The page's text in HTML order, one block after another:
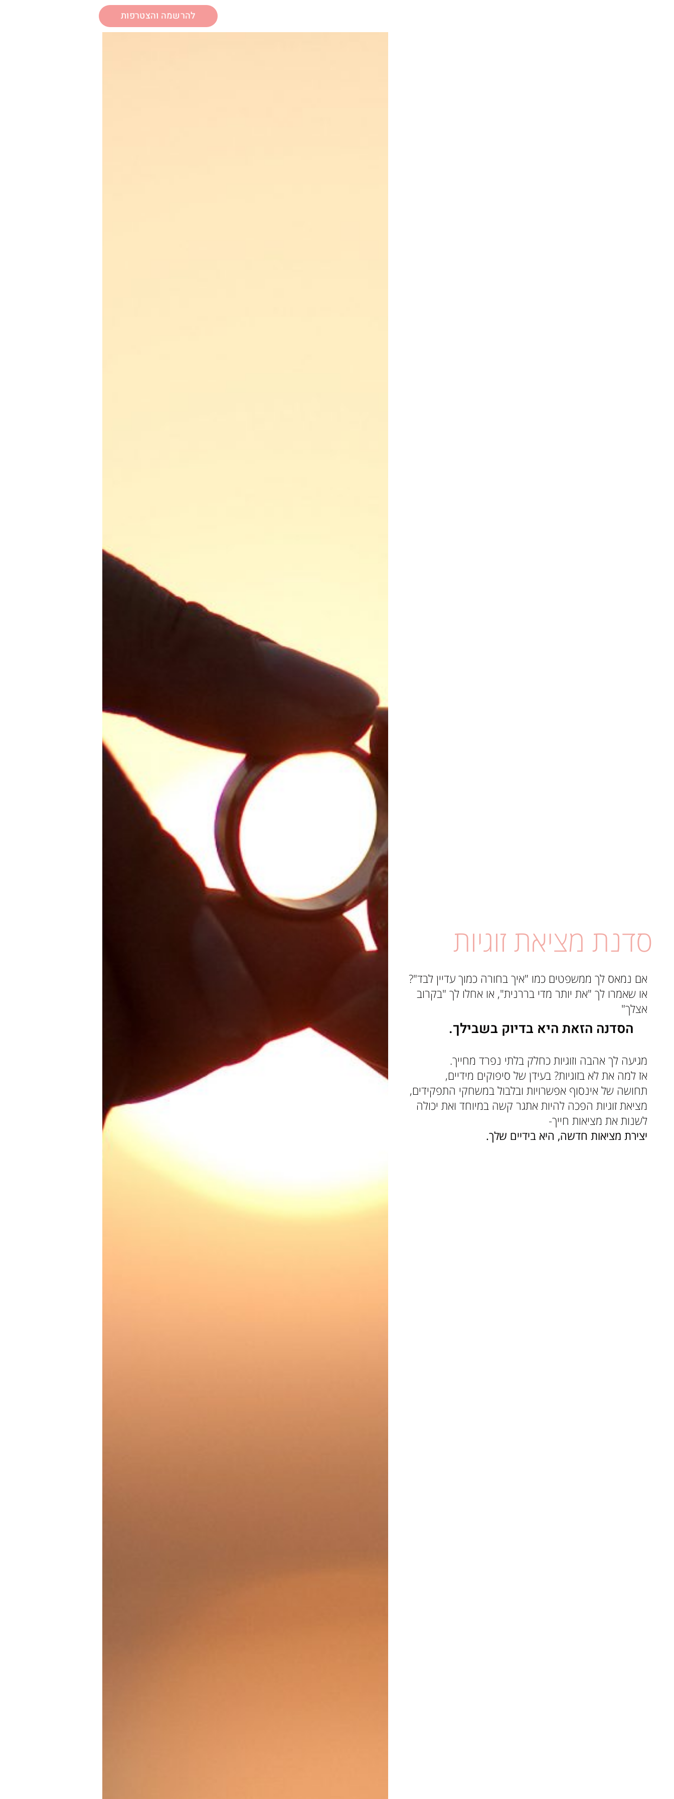
להרשמה והצטרפות
סדנת מציאת זוגיות
אם נמאס לך ממשפטים כמו "איך בחורה כמוך עדיין לבד"?
או שאמרו לך "את יותר מדי בררנית", או אחלו לך "בקרוב
אצלך"
הסדנה הזאת היא בדיוק בשבילך.
מגיעה לך אהבה וזוגיות כחלק בלתי נפרד מחייך.
אז למה את לא בזוגיות? בעידן של סיפוקים מידיים,
תחושה של אינסוף אפשרויות ובלבול במשחקי התפקידים,
מציאת זוגיות הפכה להיות אתגר קשה במיוחד ואת יכולה
לשנות את מציאות חייך-
יצירת מציאות חדשה, היא בידיים שלך.